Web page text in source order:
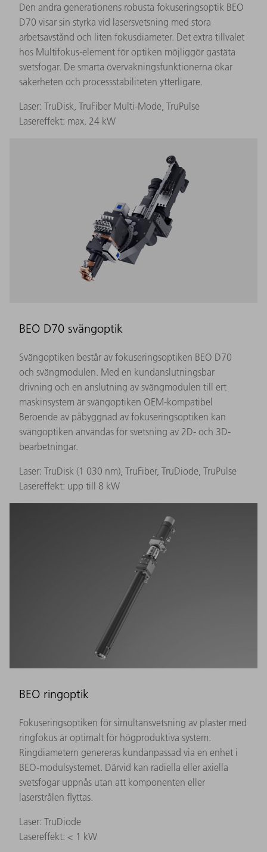
Den andra generationens robusta fokuseringsoptik BEO
D70 visar sin styrka vid lasersvetsning med stora
arbetsavstånd och liten fokusdiameter. Det extra tillvalet
hos Multifokus-element för optiken möjliggör gastäta
svetsfogar. De smarta övervakningsfunktionerna ökar
säkerheten och processstabiliteten ytterligare.
Laser: TruDisk, TruFiber Multi-Mode, TruPulse
Lasereffekt: max. 24 kW
BEO D70 svängoptik
Svängoptiken består av fokuseringsoptiken BEO D70
och svängmodulen. Med en kundanslutningsbar
drivning och en anslutning av svängmodulen till ert
maskinsystem är svängoptiken OEM-kompatibel
Beroende av påbyggnad av fokuseringsoptiken kan
svängoptiken användas för svetsning av 2D- och 3D-
bearbetningar.
Laser: TruDisk (1 030 nm), TruFiber, TruDiode, TruPulse
Lasereffekt: upp till 8 kW
BEO ringoptik
Fokuseringsoptiken för simultansvetsning av plaster med
ringfokus är optimalt för högproduktiva system.
Ringdiametern genereras kundanpassad via en enhet i
BEO-modulsystemet. Därvid kan radiella eller axiella
svetsfogar uppnås utan att komponenten eller
laserstrålen flyttas.
Laser: TruDiode
Lasereffekt: < 1 kW